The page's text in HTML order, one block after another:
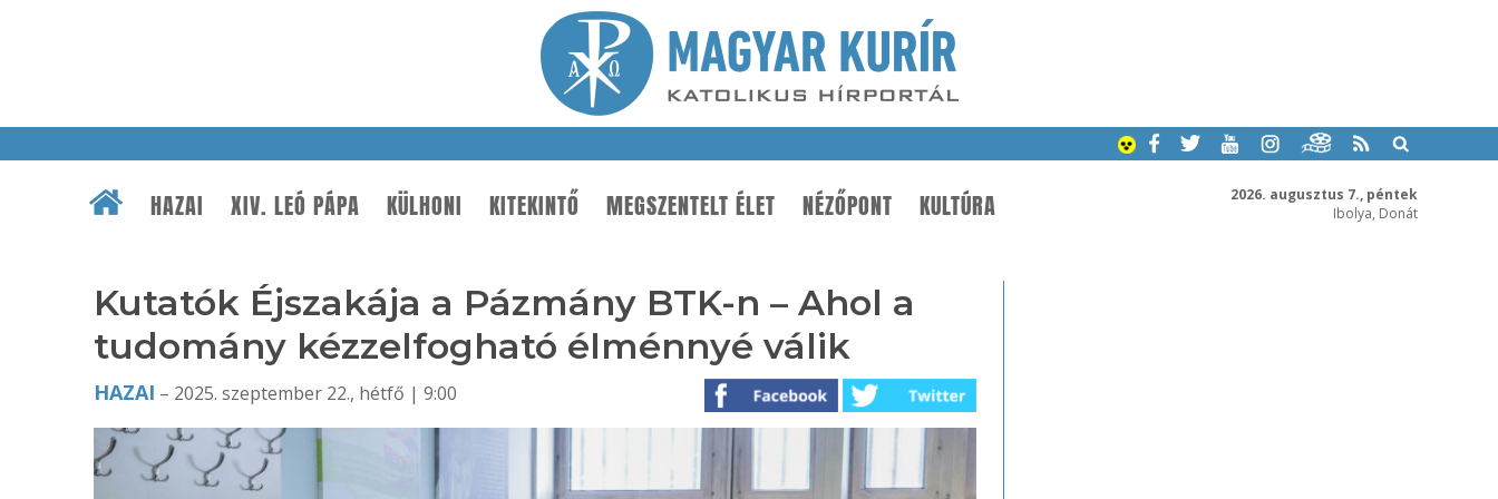
2026. augusztus 7., péntek
Ibolya, Donát
HAZAI XIV. LEÓ PÁPA KÜLHONI KITEKINTŐ MEGSZENTELT ÉLET NÉZŐPONT KULTÚRA
Kutatók Éjszakája a Pázmány BTK-n – Ahol a
tudomány kézzelfogható élménnyé válik
HAZAI – 2025. szeptember 22., hétfő | 9:00